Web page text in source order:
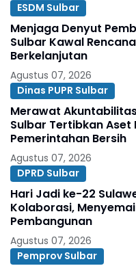
ESDM Sulbar
Menjaga Denyut
Sulbar Kawal
Berkelanjutan
Agustus 07, 2026
Dinas PUPR Sulbar
Merawat Akuntabilitas
Sulbar Tertibkan Aset
Pemerintahan Bersih
Agustus 07, 2026
DPRD Sulbar
Hari Jadi ke-22
Kolaborasi,
Pembangunan
Agustus 07, 2026
Pemprov Sulbar